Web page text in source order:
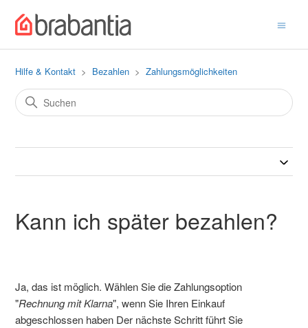
Hilfe & Kontakt Bezahlen Zahlungsmöglichkeiten
Kann ich später bezahlen?
Ja, das ist möglich. Wählen Sie die Zahlungsoption
"Rechnung mit Klarna", wenn Sie Ihren Einkauf
abgeschlossen haben Der nächste Schritt führt Sie